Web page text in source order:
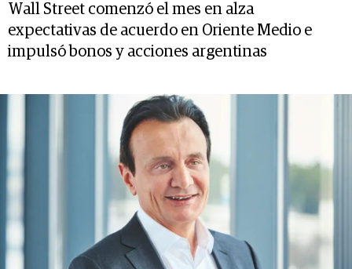
Wall Street comenzó el mes en alza
expectativas de acuerdo en Oriente Medio e
impulsó bonos y acciones argentinas